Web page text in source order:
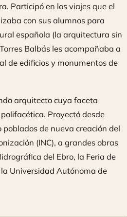
Participó en los viajes que el
con sus alumnos para
española (la arquitectura sin
Balbás les acompañaba a
de edificios y monumentos de
arquitecto cuya faceta
Proyectó desde
de nueva creación del
(INC), a grandes obras
del Ebro, la Feria de
Universidad Autónoma de